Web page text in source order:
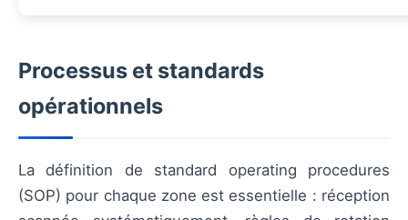
Processus et standards
opérationnels
La définition de standard operating procedures
(SOP) pour chaque zone est essentielle : réception